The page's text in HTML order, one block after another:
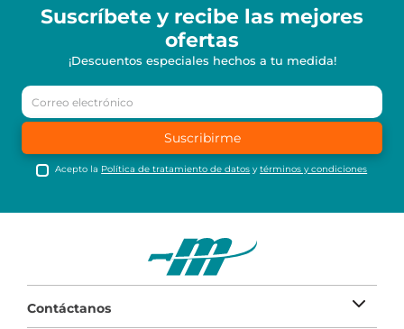
Suscríbete y recibe las mejores
ofertas
¡Descuentos especiales hechos a tu medida!
Suscribirme
Acepto la Política de tratamiento de datos ytérminos y condiciones
Contáctanos